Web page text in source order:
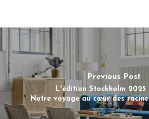
Previous Post
L'édition Stockholm 2025
Notre voyage au cœur des